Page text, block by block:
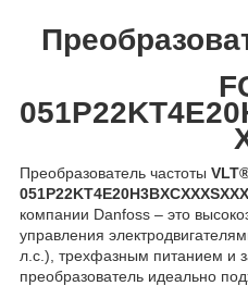
Преобразователь частоты
051P22KT4E20H3BXCXXXSXXX
компании Danfoss – это
управления
л.с.), трехфазным питанием и
преобразователь идеально